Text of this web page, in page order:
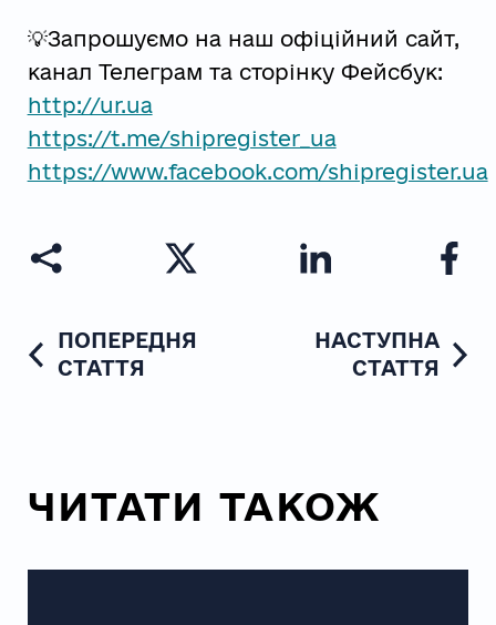
💡Запрошуємо на наш офіційний сайт,
канал Телеграм та сторінку Фейсбук:
http://ur.ua
https://t.me/shipregister_ua
https://www.facebook.com/shipregister.ua
ПОПЕРЕДНЯ
СТАТТЯ
НАСТУПНА
СТАТТЯ
ЧИТАТИ ТАКОЖ